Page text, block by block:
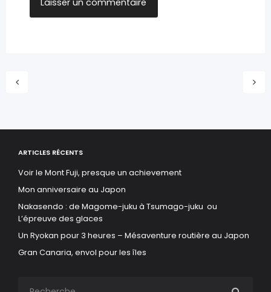
ARTICLES RÉCENTS
Voir le Mont Fuji, presque un achievement
Mon anniversaire au Japon
Nakasendo : de Magome-juku à Tsumago-juku ou
L’épreuve des glaces
Un Ryokan pour 3 heures – Mésaventure routière au Japon
Gran Canaria, envol pour les îles